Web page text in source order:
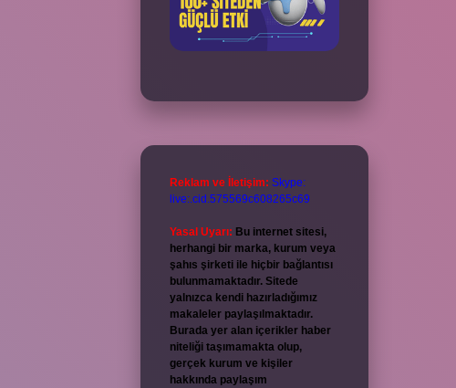
Reklam ve İletişim: Skype:
live:.cid.575569c608265c69
Yasal Uyarı: Bu internet sitesi,
herhangi bir marka, kurum veya
şahıs şirketi ile hiçbir bağlantısı
bulunmamaktadır. Sitede
yalnızca kendi hazırladığımız
makaleler paylaşılmaktadır.
Burada yer alan içerikler haber
niteliği taşımamakta olup,
gerçek kurum ve kişiler
hakkında paylaşım